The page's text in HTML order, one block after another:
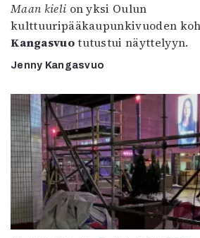
Maan kieli on yksi Oulun
kulttuuripääkaupunkivuoden
Kangasvuotutustui näyttelyyn.
Jenny Kangasvuo